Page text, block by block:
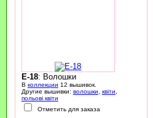
E-18: Волошки
В коллекции 12 вышивок.
Другие вышивки: волошки квіти
польові квіти
Отметить для заказа